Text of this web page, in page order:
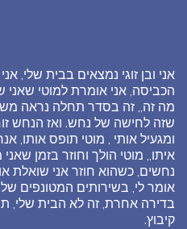
אני ובן זוגי נמצאים בבית שלי,
הכביסה, אני אומרת למוטי
מה זה,, זה בסדר תחלה נראה
שזה לחישה של נחש. ואז הנחש
ומגעיל אותי , מוטי תופס אותו,
איתו,, מוטי הולך וחוזר בזמן
נחשים, כשהוא חוזר אני שואלת
אומר לי, בשירותים המטונפים של
בדירה אחרת, זה לא הבית שלי,
קיבוץ.